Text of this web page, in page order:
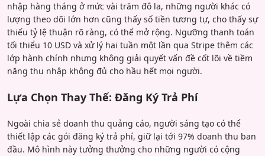
nhập hàng tháng ở mức vài trăm đô la, những người khác có
lượng theo dõi lớn hơn cũng thấy số tiền tương tự, cho thấy sự
thiếu tỷ lệ thuận rõ ràng, có thể mở rộng. Ngưỡng thanh toán
tối thiểu 10 USD và xử lý hai tuần một lần qua Stripe thêm các
lớp hành chính nhưng không giải quyết vấn đề cốt lõi về tiềm
năng thu nhập không đủ cho hầu hết mọi người.
Lựa Chọn Thay Thế: Đăng Ký Trả Phí
Ngoài chia sẻ doanh thu quảng cáo, người sáng tạo có thể
thiết lập các gói đăng ký trả phí, giữ lại tới 97% doanh thu ban
đầu. Mô hình này tưởng thưởng cho những người có cộng